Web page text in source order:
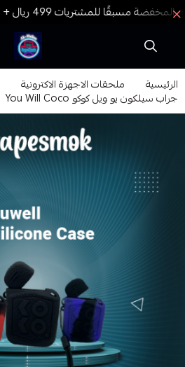
فيب المدينة
الرئيسية ملحقات الاجهزة الاكترونية
جراب سيلكون يو ويل كوكو You Will Coco